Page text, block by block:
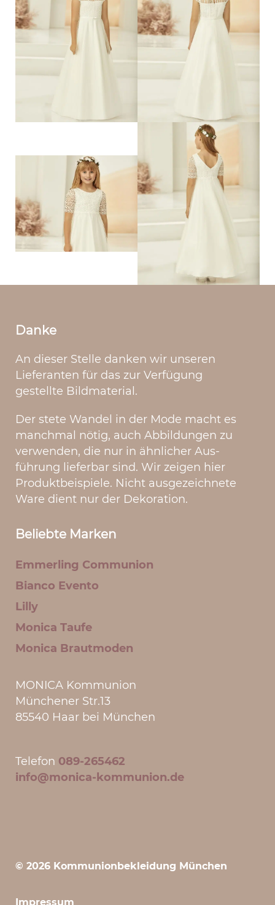
Danke
An dieser Stelle danken wir unseren
Lieferanten für das zur Verfügung
gestellte Bildmate­rial.
Der stete Wandel in der Mode macht es
manchmal nötig, auch Abbildungen zu
verwen­den, die nur in ähnlicher Aus­
führung lieferbar sind. Wir zeigen hier
Produktbeispiele. Nicht ausgezeichnete
Ware dient nur der Dekoration.
Beliebte Marken
Emmerling Communion
Bianco Evento
Lilly
Monica Taufe
Monica Brautmoden
MONICA Kommunion
Münchener Str.13
85540 Haar bei München
Telefon 089-265462
info@monica-kommunion.de
© 2026 Kommunionbekleidung München
Impressum